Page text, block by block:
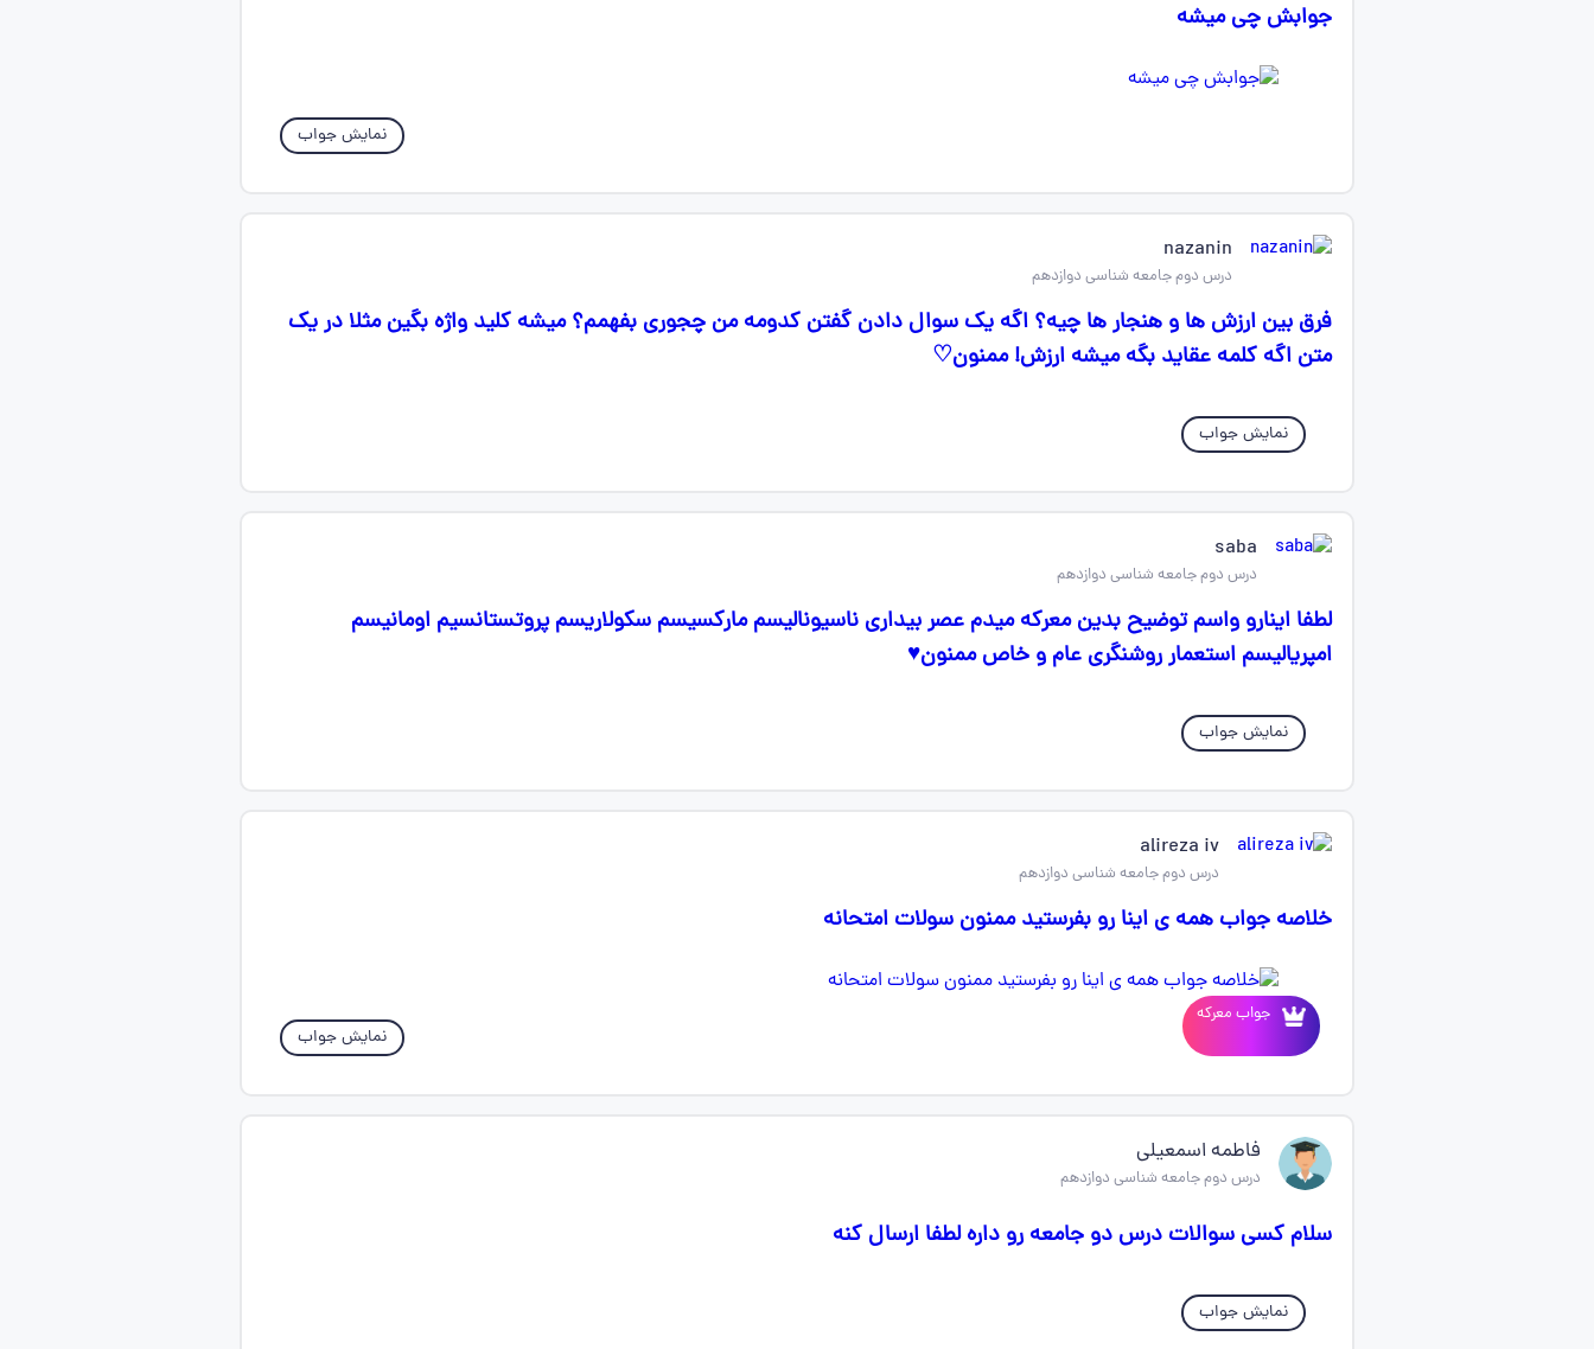
جوابش چی میشه
نمایش جواب
nazanin
درس دوم جامعه شناسی دوازدهم
فرق بین ارزش ها و هنجار ها چیه؟ اگه یک سوال دادن گفتن کدومه من چجوری بفهمم؟ میشه کلید واژه بگین مثلا در یک
متن اگه کلمه عقاید بگه میشه ارزش! ممنون♡
نمایش جواب
saba
درس دوم جامعه شناسی دوازدهم
لطفا اینارو واسم توضیح بدین معرکه میدم عصر بیداری ناسیونالیسم مارکسیسم سکولاریسم پروتستانسیم اومانیسم
امپریالیسم استعمار روشنگری عام و خاص ممنون♥
نمایش جواب
alireza iv
درس دوم جامعه شناسی دوازدهم
خلاصه جواب همه ی اینا رو بفرستید ممنون سولات امتحانه
جواب معرکه
نمایش جواب
فاطمه اسمعیلی
درس دوم جامعه شناسی دوازدهم
سلام کسی سوالات درس دو جامعه رو داره لطفا ارسال کنه
نمایش جواب